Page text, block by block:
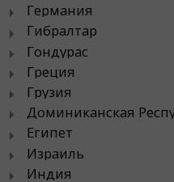
Германия
Гибралтар
Гондурас
Греция
Грузия
Доминиканская
Египет
Израиль
Индия